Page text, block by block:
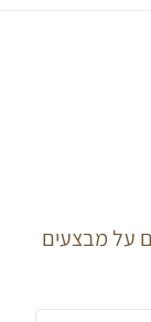
על מבצעים